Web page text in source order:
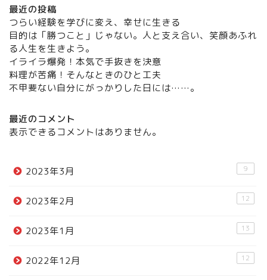
最近の投稿
つらい経験を学びに変え、幸せに生きる
目的は「勝つこと」じゃない。人と支え合い、笑顔あふれ
る人生を生きよう。
イライラ爆発！本気で手抜きを決意
料理が苦痛！そんなときのひと工夫
不甲斐ない自分にがっかりした日には……。
最近のコメント
表示できるコメントはありません。
2023年3月 9
2023年2月 12
2023年1月 13
2022年12月 12